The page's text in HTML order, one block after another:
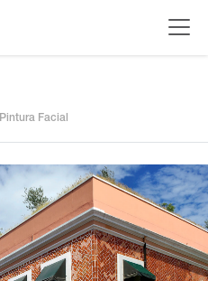
Pintura Facial